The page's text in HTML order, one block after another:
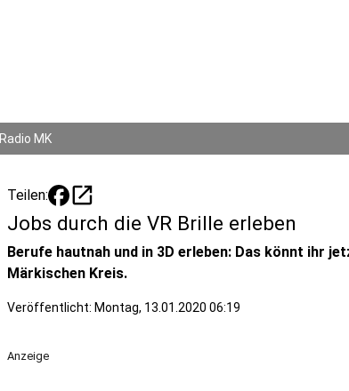
Radio MK
Teilen: open_in_new
Jobs durch die VR Brille erleben
Berufe hautnah und in 3D erleben: Das könnt ihr
Märkischen Kreis.
Veröffentlicht: Montag, 13.01.2020 06:19
Anzeige